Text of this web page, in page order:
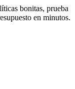
bonitas, prueba
en minutos.